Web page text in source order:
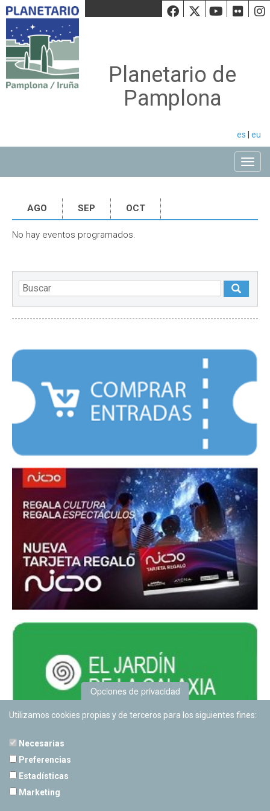
Facebook
Twiiter
Planetario de
Pamplona
es eu
AGO SEP OCT
No hay eventos programados.
Opciones de privacidad
Utilizamos cookies propias y de terceros para los siguientes fines:
Necesarias
Preferencias
Estadísticas
Marketing